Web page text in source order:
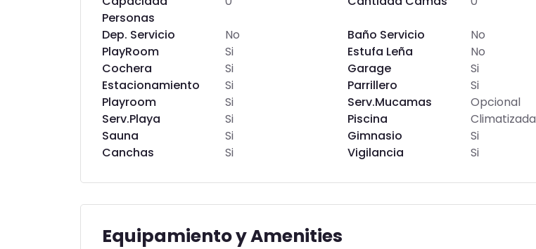
Personas
Dep. Servicio No Baño Servicio
No
PlayRoom
Si Estufa Leña
No
Cochera
Si Garage
Si
Estacionamiento
Si Parrillero
Si
Playroom
Si Serv.Mucamas
Opcional
Serv.Playa
Si Piscina
Climatizada
Sauna
Si Gimnasio
Si
Canchas
Si Vigilancia Si
Equipamiento y Amenities